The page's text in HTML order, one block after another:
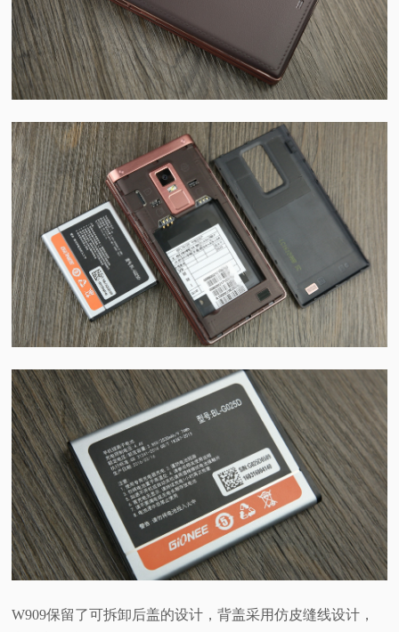
W909保留了可拆卸后盖的设计，背盖采用仿皮缝线设计，